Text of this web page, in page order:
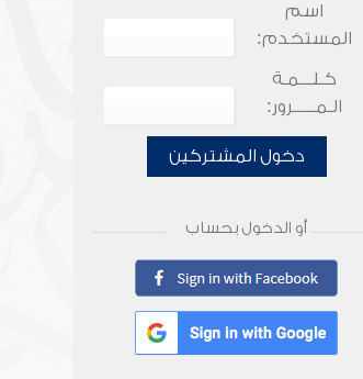
اسم
المستخدم:
كـلـــمـة
الـمـــــرور:
دخول المشتركين
أو الدخول بحساب